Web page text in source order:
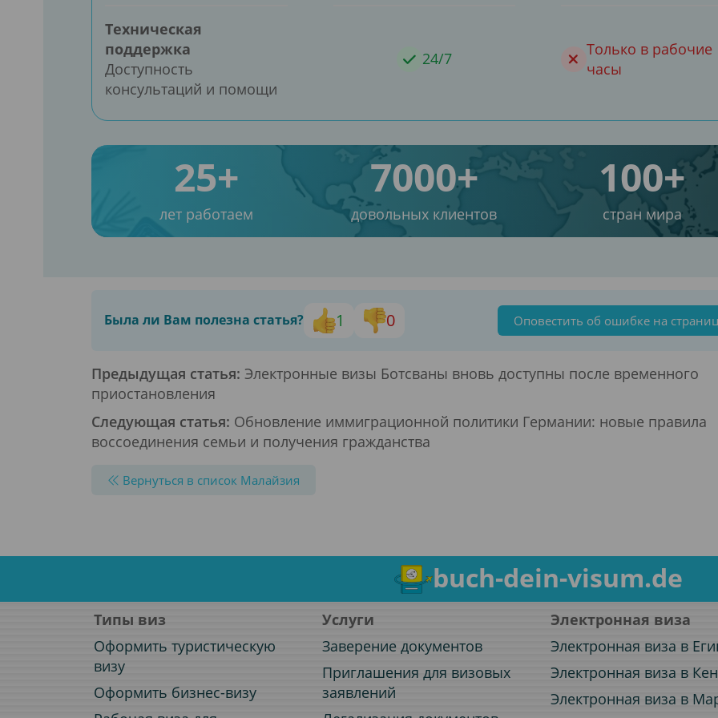
Техническая
поддержка
Доступность
консультаций и помощи
24/7
Только в рабочие
часы
25+
лет работаем
7000+
довольных клиентов
100+
стран мира
Была ли Вам полезна статья? 1 0 Оповестить об ошибке на
Предыдущая статья: Электронные визы Ботсваны вновь доступны после временного
приостановления
Следующая статья: Обновление иммиграционной политики Германии: новые правила
воссоединения семьи и получения гражданства
Вернуться в список Малайзия
buch-dein-visum.de
Типы виз
Оформить туристическую
визу
Оформить бизнес-визу
Услуги
Заверение документов
Приглашения для визовых
заявлений
Электронная виза
Электронная виза в
Электронная виза в
Электронная виза в